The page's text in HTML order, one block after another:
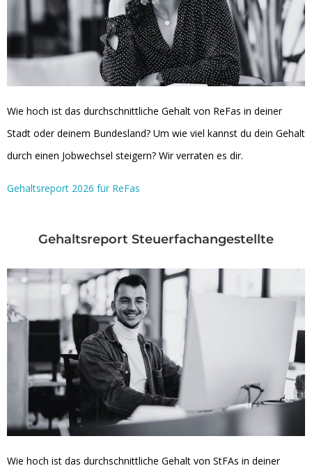
Wie hoch ist das durchschnittliche Gehalt von ReFas in deiner
Stadt oder deinem Bundesland? Um wie viel kannst du dein Gehalt
durch einen Jobwechsel steigern? Wir verraten es dir.
Gehaltsreport 2026 für ReFas
Gehaltsreport Steuerfachangestellte
Wie hoch ist das durchschnittliche Gehalt von StFAs in deiner